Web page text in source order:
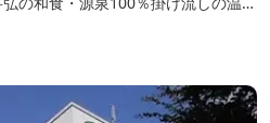
ギャラリーなど、様々な『癒し』
は、地下1,200ｍより湯口で約42℃